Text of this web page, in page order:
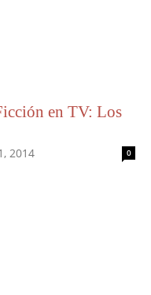
en TV: Los
2014 0